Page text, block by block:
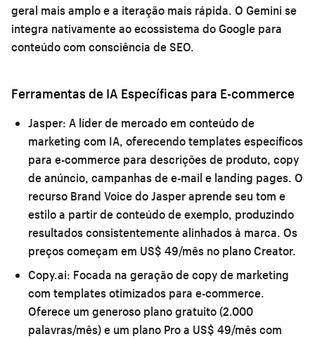
geral mais amplo e a iteração mais rápida. O Gemini se
integra nativamente ao ecossistema do Google para
conteúdo com consciência de SEO.
Ferramentas de IA Específicas para E-commerce
Jasper: A líder de mercado em conteúdo de
marketing com IA, oferecendo templates específicos
para e-commerce para descrições de produto, copy
de anúncio, campanhas de e-mail e landing pages. O
recurso Brand Voice do Jasper aprende seu tom e
estilo a partir de conteúdo de exemplo, produzindo
resultados consistentemente alinhados à marca. Os
preços começam em US$ 49/mês no plano Creator.
Copy.ai: Focada na geração de copy de marketing
com templates otimizados para e-commerce.
Oferece um generoso plano gratuito (2.000
palavras/mês) e um plano Pro a US$ 49/mês com